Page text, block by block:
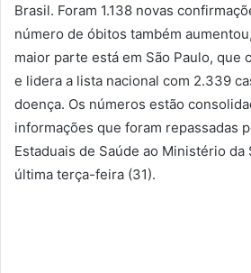
Brasil. Foram 1.138 novas
número de óbitos também
maior parte está em São Paulo, que
e lidera a lista nacional com 2.339
doença. Os números estão
informações que foram repassadas
Estaduais de Saúde ao Ministério da
última terça-feira (31).